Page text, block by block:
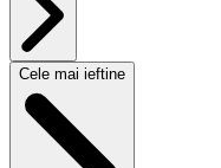
Cele mai ieftine